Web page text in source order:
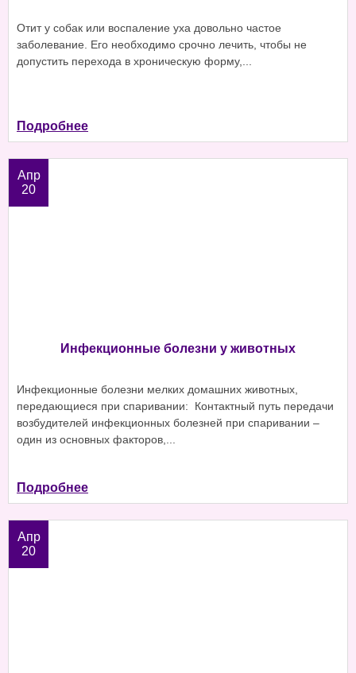
Отит у собак или воспаление уха довольно частое
заболевание. Его необходимо срочно лечить, чтобы не
допустить перехода в хроническую форму,...
Подробнее
Апр
20
Инфекционные болезни у животных
Инфекционные болезни мелких домашних животных,
передающиеся при спаривании: Контактный путь передачи
возбудителей инфекционных болезней при спаривании –
один из основных факторов,...
Подробнее
Апр
20